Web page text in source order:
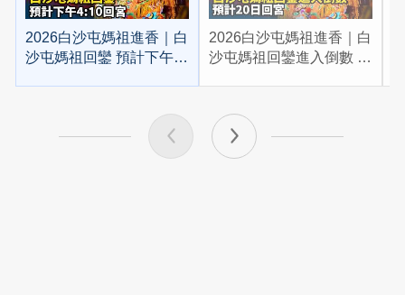
2026白沙屯媽祖進香｜白
沙屯媽祖回鑾 預計下午
2026白沙屯媽祖進香｜白
沙屯媽祖回鑾進入倒數 預